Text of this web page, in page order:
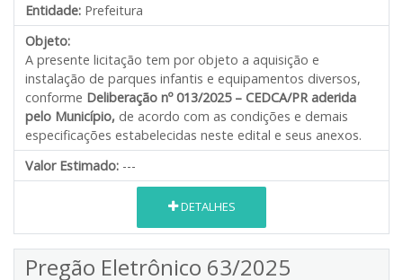
Entidade: Prefeitura
Objeto:
A presente licitação tem por objeto a aquisição e
instalação de parques infantis e equipamentos diversos,
conforme Deliberação nº 013/2025 – CEDCA/PR aderida
pelo Município, de acordo com as condições e demais
especificações estabelecidas neste edital e seus anexos.
Valor Estimado: ---
DETALHES
Pregão Eletrônico 63/2025